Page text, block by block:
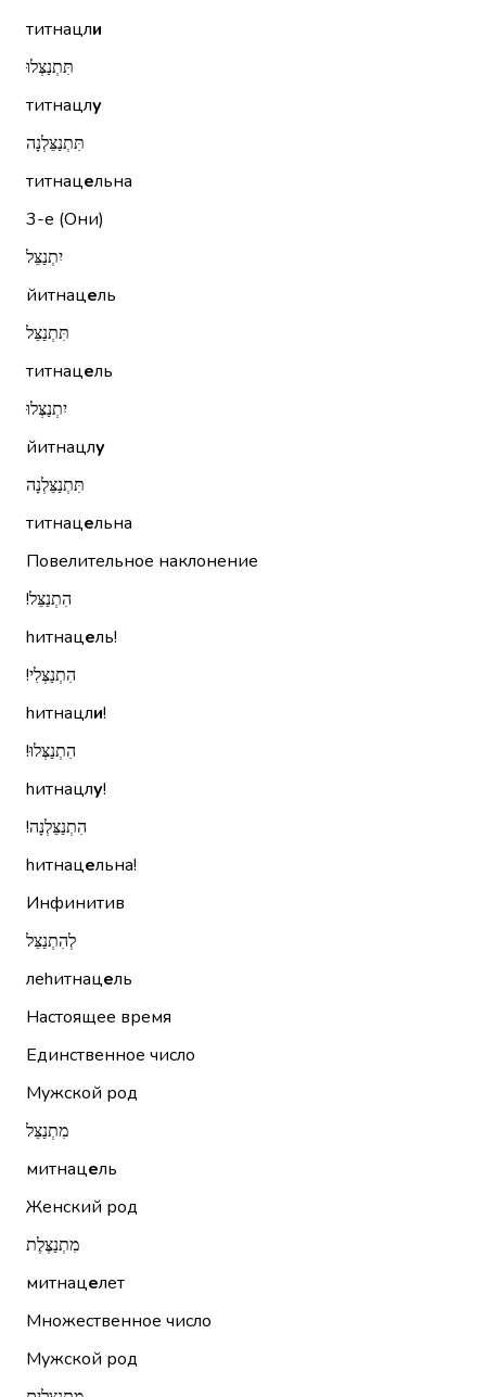
титнацли
תִּתְנַצְּלוּ
титнацлу
תִּתְנַצֵּלְנָה
титнацельна
3-е (Они)
יִתְנַצֵּל
йитнацель
תִּתְנַצֵּל
титнацель
יִתְנַצְּלוּ
йитнацлу
תִּתְנַצֵּלְנָה
титнацельна
Повелительное наклонение
הִתְנַצֵּל!‏
hитнацель!
הִתְנַצְּלִי!‏
hитнацли!
הִתְנַצְּלוּ!‏
hитнацлу!
הִתְנַצֵּלְנָה!‏
hитнацельна!
Инфинитив
לְהִתְנַצֵּל
леhитнацель
Настоящее время
Единственное число
Мужской род
מִתְנַצֵּל
митнацель
Женский род
מִתְנַצֶּלֶת
митнацелет
Множественное число
Мужской род